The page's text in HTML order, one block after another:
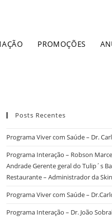
PROMOÇÕES
Posts Recentes
Programa Viver com Saúde – Dr.
Programa Interação – Robson
Andrade Gerente geral do Tulip´s
Restaurante – Administrador da
Programa Viver com Saúde –
Programa Interação – Dr. João